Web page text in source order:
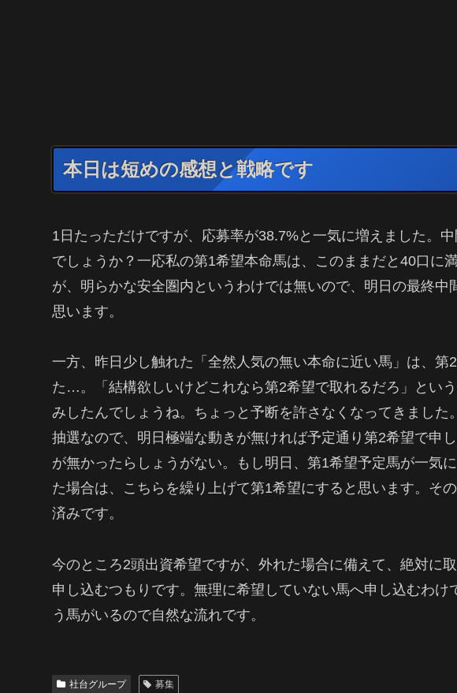
本日は短めの感想と戦略です
1日たっただけですが、応募率が38.7%と一気に増えました。
でしょうか？一応私の第1希望本命馬は、このままだと40口に
が、明らかな安全圏内というわけでは無いので、明日の最終中
思います。
一方、昨日少し触れた「全然人気の無い本命に近い馬」は、第
た…。「結構欲しいけどこれなら第2希望で取れるだろ」とい
みしたんでしょうね。ちょっと予断を許さなくなってきました
抽選なので、明日極端な動きが無ければ予定通り第2希望で申
が無かったらしょうがない。もし明日、第1希望予定馬が一気
た場合は、こちらを繰り上げて第1希望にすると思います。そ
済みです。
今のところ2頭出資希望ですが、外れた場合に備えて、絶対に
申し込むつもりです。無理に希望していない馬へ申し込むわけ
う馬がいるので自然な流れです。
社台グループ 募集